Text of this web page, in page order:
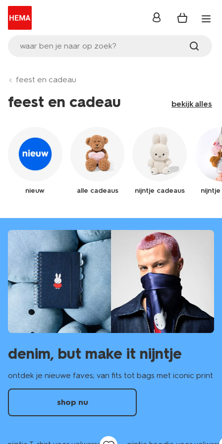
waar ben je naar op zoek?
inloggen
feest en cadeau
feest en cadeau bekijk alles
nieuw alle cadeaus nijntje cadeaus
denim, but make it nijntje
ontdek je nieuwe faves; van fits tot bags met iconic print
shop nu